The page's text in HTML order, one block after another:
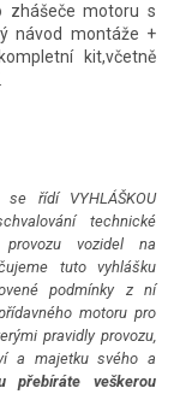
zhášeče motoru s
návod montáže +
kit,včetně
řídí VYHLÁŠKOU
technické
vozidel na
tuto vyhlášku
podmínky z ní
motoru pro
pravidly provozu,
a majetku svého a
přebíráte veškerou